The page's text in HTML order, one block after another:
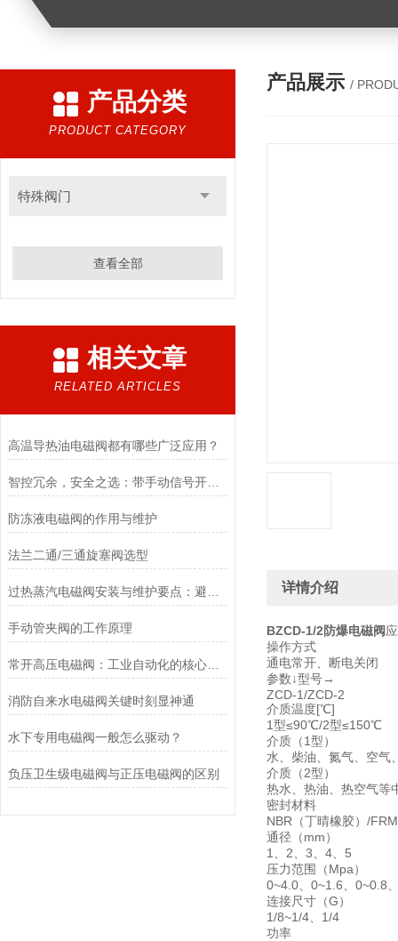
产品分类
PRODUCT CATEGORY
特殊阀门
查看全部
相关文章
RELATED ARTICLES
高温导热油电磁阀都有哪些广泛应用？
智控冗余，安全之选：带手动信号开关电磁阀，双模驱动的可靠保障
防冻液电磁阀的作用与维护
法兰二通/三通旋塞阀选型
手动管夹阀的工作原理
常开高压电磁阀：工业自动化的核心元件
消防自来水电磁阀关键时刻显神通
水下专用电磁阀一般怎么驱动？
负压卫生级电磁阀与正压电磁阀的区别
产品展示 /
详情介绍
BZCD-1/2防爆电磁阀
操作方式
通电常开、断电关闭
参数↓型号→
ZCD-1/ZCD-2
介质温度[℃]
1型≤90℃/2型≤150℃
介质（1型）
水、柴油、氮气、空气
介质（2型）
热水、热油、热空气等
密封材料
NBR（丁晴橡胶）/
通径（mm）
1、2、3、4、5
压力范围（Mpa）
0~4.0、0~1.6、0~0.8
连接尺寸（G）
1/8~1/4、1/4
功率